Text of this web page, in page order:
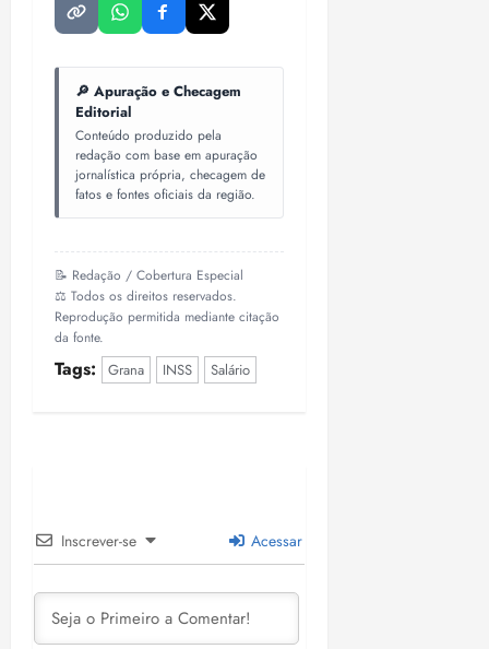
🔎 Apuração e Checagem
Editorial
Conteúdo produzido pela
redação com base em apuração
jornalística própria, checagem de
fatos e fontes oficiais da região.
📝 Redação / Cobertura Especial
⚖️ Todos os direitos reservados.
Reprodução permitida mediante citação
da fonte.
Tags: Grana INSS Salário
Inscrever-se Acessar